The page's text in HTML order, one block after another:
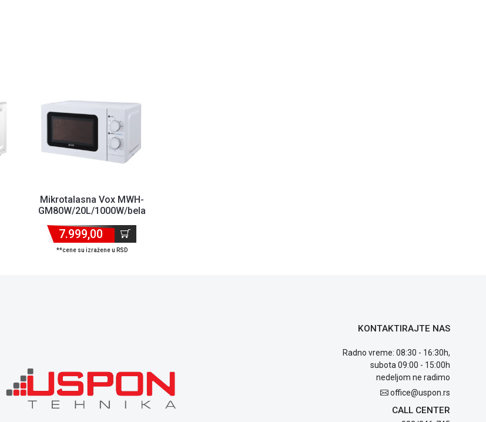
Mikrotalasna Vox MWH-
GM80W/20L/1000W/bela
7.999,00
**cene su izražene u RSD
KONTAKTIRAJTE NAS
Radno vreme: 08:30 - 16:30h,
subota 09:00 - 15:00h
nedeljom ne radimo
office@uspon.rs
CALL CENTER